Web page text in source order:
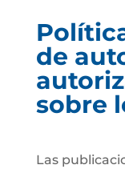
de
sobre
Las